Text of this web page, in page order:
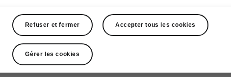
Park Assist
Refuser et fermer Accepter tous les cookies
Gérer les cookies